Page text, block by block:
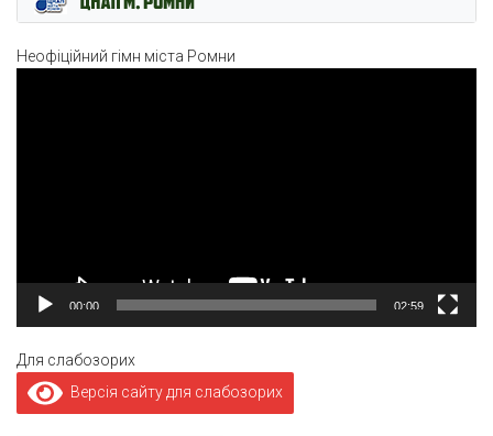
Неофіційний гімн міста Ромни
00:00 02:59
Для слабозорих
Версія сайту для слабозорих